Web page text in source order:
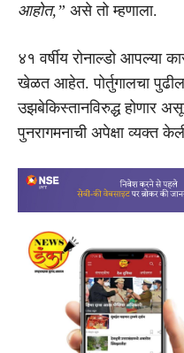
आहोत,” असे तो म्हणाला.
४१ वर्षीय रोनाल्डो आपल्या
खेळत आहेत. पोर्तुगालचा
उझबेकिस्तानविरुद्ध होणार
पुनरागमनाची अपेक्षा व्यक्त